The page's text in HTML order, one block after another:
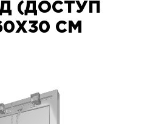
(ДОСТУП
СМ